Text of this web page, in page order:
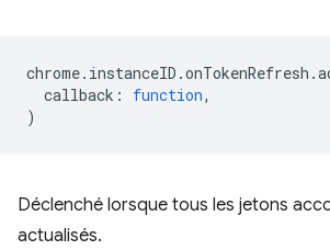
chrome. instanceID .onTokenRefresh .
callback : function,
)
Déclenché lorsque tous les jetons
actualisés.